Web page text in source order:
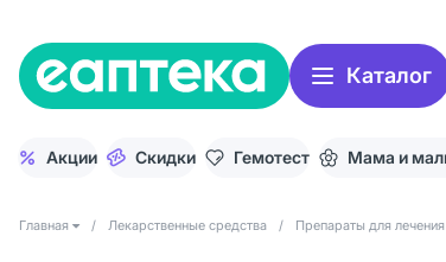
Каталог
Акции Скидки Гемотест Мама и
Главная / Лекарственные средства / Препараты для